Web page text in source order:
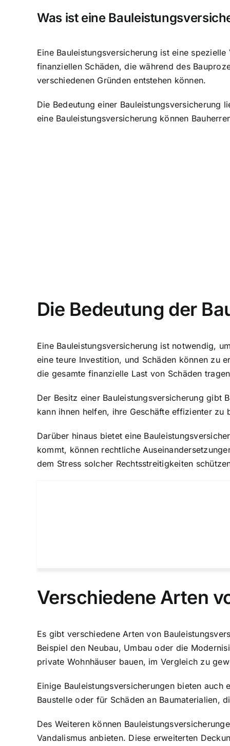
Was ist eine
Eine Bauleistungsversicherung ist eine
finanziellen Schäden, die während des
verschiedenen Gründen entstehen können.
Die Bedeutung einer Bauleistungsversicherung
eine Bauleistungsversicherung können
Die Bedeutung der
Eine Bauleistungsversicherung ist notwendig,
eine teure Investition, und Schäden können zu
die gesamte finanzielle Last von Schäden
Der Besitz einer Bauleistungsversicherung gibt
kann ihnen helfen, ihre Geschäfte effizienter
Darüber hinaus bietet eine
kommt, können rechtliche
dem Stress solcher Rechtsstreitigkeiten
Verschiedene Arten
Es gibt verschiedene Arten von
Beispiel den Neubau, Umbau oder die
private Wohnhäuser bauen, im Vergleich zu
Einige Bauleistungsversicherungen bieten
Baustelle oder für Schäden an Baumaterialien,
Des Weiteren können
Vandalismus anbieten. Diese erweiterten